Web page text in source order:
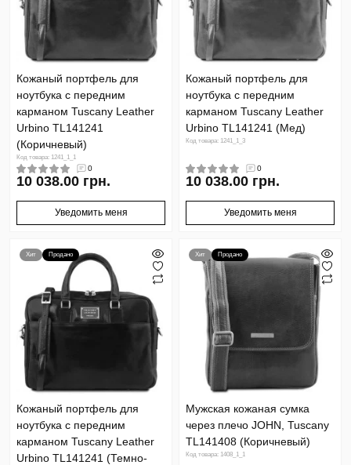
Кожаный портфель для
ноутбука с передним
карманом Tuscany Leather
Urbino TL141241
(Коричневый)
Код товара: 1241_1_1
0
10 038.00 грн.
Уведомить меня
Кожаный портфель для
ноутбука с передним
карманом Tuscany Leather
Urbino TL141241 (Мед)
Код товара: 1241_1_3
0
10 038.00 грн.
Уведомить меня
Хит Продано
Кожаный портфель для
ноутбука с передним
карманом Tuscany Leather
Urbino TL141241 (Темно-
Хит Продано
Мужская кожаная сумка
через плечо JOHN, Tuscany
TL141408 (Коричневый)
Код товара: 1408_1_1